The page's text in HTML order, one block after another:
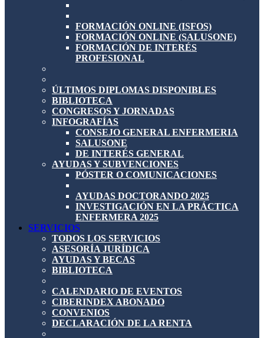
FORMACIÓN ONLINE (ISFOS)
FORMACIÓN ONLINE (SALUSONE)
FORMACIÓN DE INTERÉS
PROFESIONAL
ÚLTIMOS DIPLOMAS DISPONIBLES
BIBLIOTECA
CONGRESOS Y JORNADAS
INFOGRAFÍAS
CONSEJO GENERAL ENFERMERIA
SALUSONE
DE INTERÉS GENERAL
AYUDAS Y SUBVENCIONES
PÓSTER O COMUNICACIONES
AYUDAS DOCTORANDO 2025
INVESTIGACIÓN EN LA PRÁCTICA
ENFERMERA 2025
SERVICIOS
TODOS LOS SERVICIOS
ASESORÍA JURÍDICA
AYUDAS Y BECAS
BIBLIOTECA
CALENDARIO DE EVENTOS
CIBERINDEX ABONADO
CONVENIOS
DECLARACIÓN DE LA RENTA